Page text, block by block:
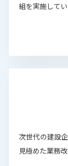
組を実施して
次世代の建設
見極めた業務